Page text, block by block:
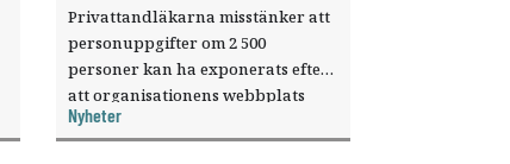
Privattandläkarna misstänker att
personuppgifter om 2 500
personer kan ha exponerats efter
att organisationens webbplats
utnyttjats genom en sårbarhet i ett
publiceringsverktyg.
Nyheter